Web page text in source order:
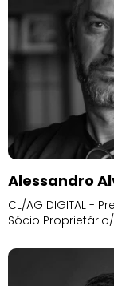
Alessandro
CL/AG DIGITAL -
Sócio